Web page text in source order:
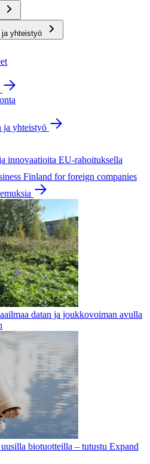
ja yhteistyö
ja yhteistyö
innovaatioita EU-rahoituksella
Finland for foreign companies
datan ja joukkovoiman avulla
biotuotteilla – tutustu Expand